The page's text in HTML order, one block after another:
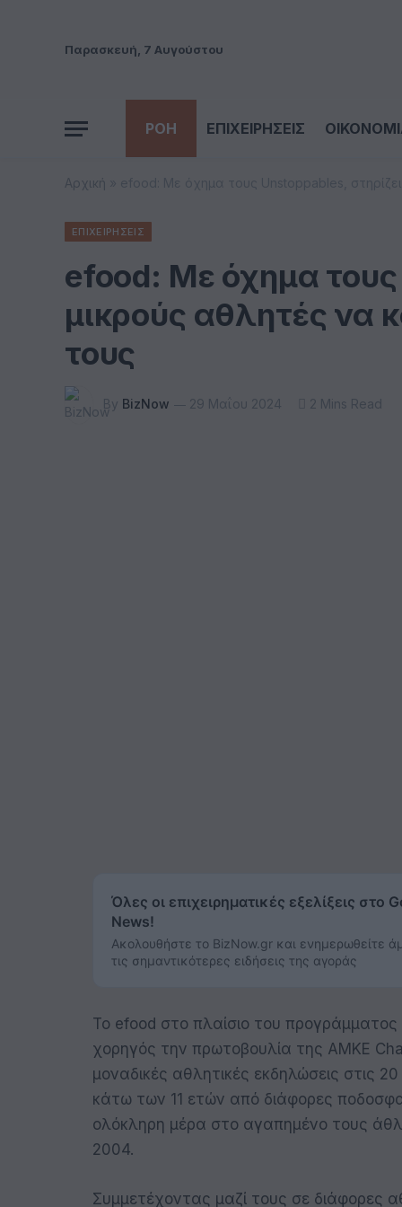
Παρασκευή, 7 Αυγούστου
ΡΟΗ ΕΠΙΧΕΙΡΗΣΕΙΣ
Αρχική
ΕΠΙΧΕΙΡΗΣΕΙΣ
efood: Με όχημα τους
μικρούς αθλητές να
τους
By BizNow 29 Μαΐου 2024 2 Mins Read
Όλες οι επιχειρηματικές εξελίξεις στο
News!
Ακολουθήστε το BizNow.gr και ενημερωθείτε
τις σημαντικότερες ειδήσεις της αγοράς
Το efood στο πλαίσιο του προγράμματος
χορηγός την πρωτοβουλία της ΑΜΚΕ
μοναδικές αθλητικές εκδηλώσεις στις
κάτω των 11 ετών από διάφορες
ολόκληρη μέρα στο αγαπημένο τους
2004.
Συμμετέχοντας μαζί τους σε διάφορες